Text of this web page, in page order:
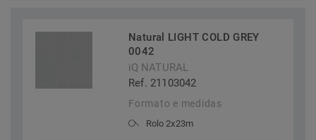
Natural LIGHT COLD GREY
0042
iQ NATURAL
Ref. 21103042
Formato e medidas
Rolo 2x23m